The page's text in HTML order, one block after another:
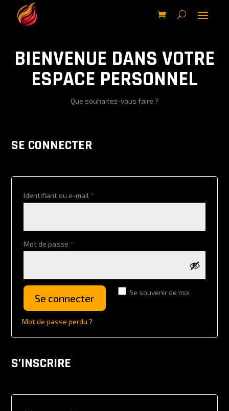
BIENVENUE DANS VOTRE
ESPACE PERSONNEL
Que souhaitez-vous faire ?
SE CONNECTER
Identifiant ou e-mail *Obligatoire
Mot de passe *Obligatoire
Se souvenir de moi
Se connecter
Mot de passe perdu ?
S’INSCRIRE